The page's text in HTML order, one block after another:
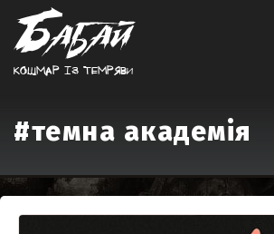
Кошмар iз темряви
#темна академія